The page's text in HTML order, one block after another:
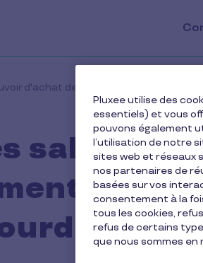
d'achat des salariés au
salariés
votre
Pluxee utilise des
essentiels) et vous
pouvons également
l’utilisation de notre
sites web et réseaux
nos partenaires de
basées sur vos
consentement à la
tous les cookies,
refus de certains
que nous sommes en